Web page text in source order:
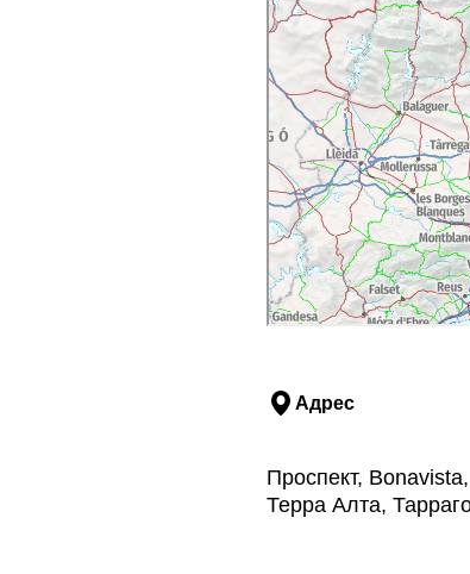
Адрес
Проспект,
Терра Алта,